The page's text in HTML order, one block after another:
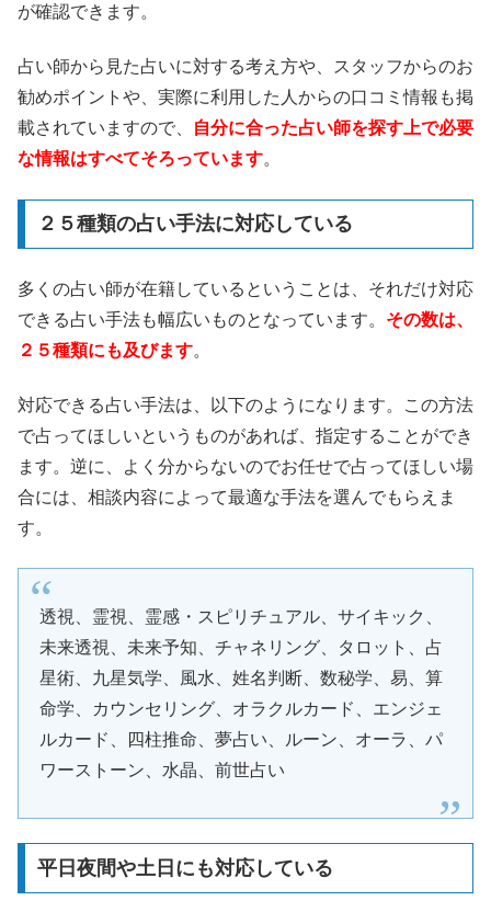
が確認できます。
占い師から見た占いに対する考え方や、スタッフからのお
勧めポイントや、実際に利用した人からの口コミ情報も掲
載されていますので、
自分に合った占い師を探す上で必要
な情報はすべてそろっています。
２５種類の占い手法に対応している
多くの占い師が在籍しているということは、それだけ対応
できる占い手法も幅広いものとなっています。 その数は、
２５種類にも及びます。
対応できる占い手法は、以下のようになります。この方法
で占ってほしいというものがあれば、指定することができ
ます。逆に、よく分からないのでお任せで占ってほしい場
合には、相談内容によって最適な手法を選んでもらえま
す。
透視、霊視、霊感・スピリチュアル、サイキック、
未来透視、未来予知、チャネリング、タロット、占
星術、九星気学、風水、姓名判断、数秘学、易、算
命学、カウンセリング、オラクルカード、エンジェ
ルカード、四柱推命、夢占い、ルーン、オーラ、パ
ワーストーン、水晶、前世占い
平日夜間や土日にも対応している